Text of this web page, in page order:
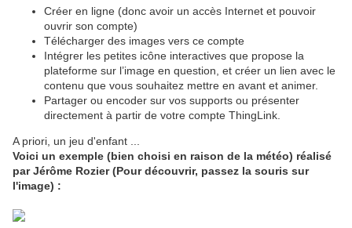
Créer en ligne (donc avoir un accès Internet et pouvoir
ouvrir son compte)
Télécharger des images vers ce compte
Intégrer les petites icône interactives que propose la
plateforme sur l’image en question, et créer un lien avec le
contenu que vous souhaitez mettre en avant et animer.
Partager ou encoder sur vos supports ou présenter
directement à partir de votre compte ThingLink.
A priori, un jeu d'enfant ...
Voici un exemple (bien choisi en raison de la météo) réalisé
par Jérôme Rozier (Pour découvrir, passez la souris sur
l'image) :